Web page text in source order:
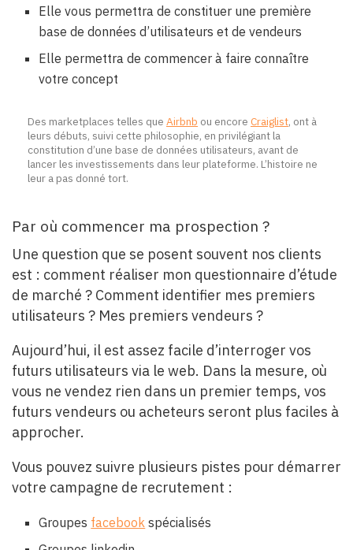
Elle vous permettra de constituer une première
base de données d’utilisateurs et de vendeurs
Elle permettra de commencer à faire connaître
votre concept
Des marketplaces telles que Airbnb ou encore Craiglist, ont à
leurs débuts, suivi cette philosophie, en privilégiant la
constitution d’une base de données utilisateurs, avant de
lancer les investissements dans leur plateforme. L’histoire ne
leur a pas donné tort.
Par où commencer ma prospection ?
Une question que se posent souvent nos clients
est : comment réaliser mon questionnaire d’étude
de marché ? Comment identifier mes premiers
utilisateurs ? Mes premiers vendeurs ?
Aujourd’hui, il est assez facile d’interroger vos
futurs utilisateurs via le web. Dans la mesure, où
vous ne vendez rien dans un premier temps, vos
futurs vendeurs ou acheteurs seront plus faciles à
approcher.
Vous pouvez suivre plusieurs pistes pour démarrer
votre campagne de recrutement :
Groupes facebook spécialisés